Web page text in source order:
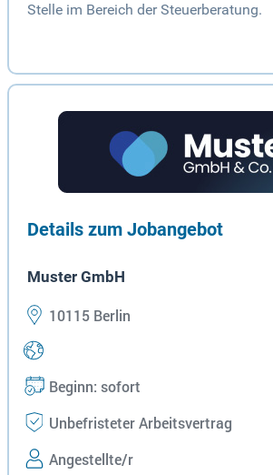
Stelle im Bereich der Steuerberatung.
Details zum Jobangebot
Muster GmbH
10115 Berlin
Beginn: sofort
Unbefristeter Arbeitsvertrag
Angestellte/r